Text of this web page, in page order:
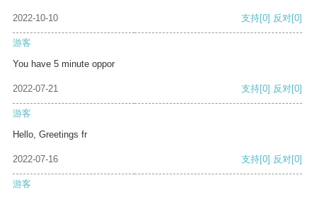
2022-10-10 支持[0] 反对[0]
游客
You have 5 minute oppor
2022-07-21 支持[0] 反对[0]
游客
Hello, Greetings fr
2022-07-16 支持[0] 反对[0]
游客